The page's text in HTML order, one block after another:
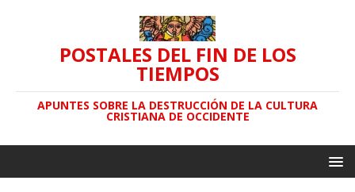
POSTALES DEL FIN DE LOS
TIEMPOS
APUNTES SOBRE LA DESTRUCCIÓN DE LA CULTURA
CRISTIANA DE OCCIDENTE